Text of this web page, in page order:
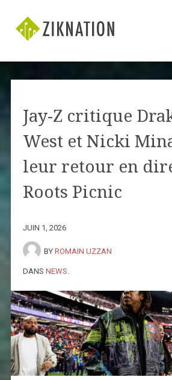
Jay-Z critique
West et Nicki
leur retour en
Roots Picnic
JUIN 1, 2026
BY ROMAIN UZZAN
DANS NEWS